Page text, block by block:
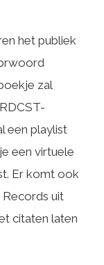
het publiek
zal
een playlist
een virtuele
Er komt ook
uit
citaten laten